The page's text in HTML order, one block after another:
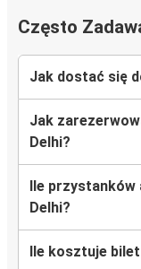
Często
Jak dostać się
Jak
Delhi?
Ile
Delhi?
Ile kosztuje